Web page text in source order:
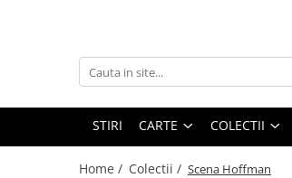
Carti pentru copii
Colectii
Hoffman ClasicSTIRI CARTE COLECTII
Home / Colectii / Scena Hoffman